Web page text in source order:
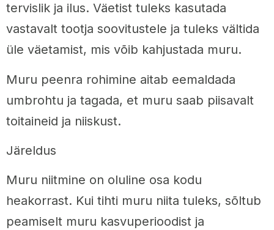
tervislik ja ilus. Väetist tuleks kasutada
vastavalt tootja soovitustele ja tuleks vältida
üle väetamist, mis võib kahjustada muru.
Muru peenra rohimine aitab eemaldada
umbrohtu ja tagada, et muru saab piisavalt
toitaineid ja niiskust.
Järeldus
Muru niitmine on oluline osa kodu
heakorrast. Kui tihti muru niita tuleks, sõltub
peamiselt muru kasvuperioodist ja